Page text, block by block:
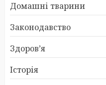
Домашні тварини
Законодавство
Здоров’я
Історія